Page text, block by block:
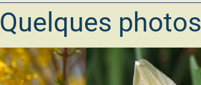
Quelques photos